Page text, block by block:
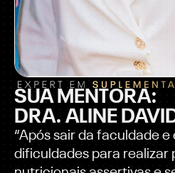
SUA MENTORA:
DRA. ALINE
“Após sair da faculdade
dificuldades para realizar